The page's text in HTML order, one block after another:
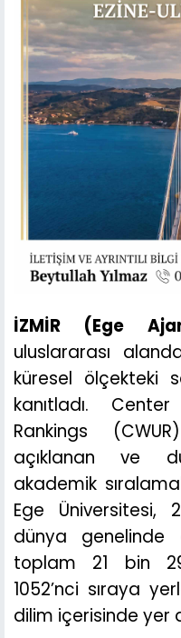
İZMİR (Ege
uluslararası
küresel ölçekteki
kanıtladı.
Rankings
açıklanan ve
akademik
Ege Üniversitesi,
dünya genelinde
toplam 21 bin
1052’nci sıraya
dilim içerisinde yer